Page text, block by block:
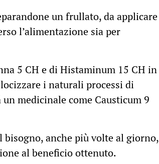
un frullato, da applicare
l’alimentazione sia per
5 CH e di Histaminum 15 CH in
i naturali processi di
medicinale come Causticum 9
anche più volte al giorno,
al beneficio ottenuto.